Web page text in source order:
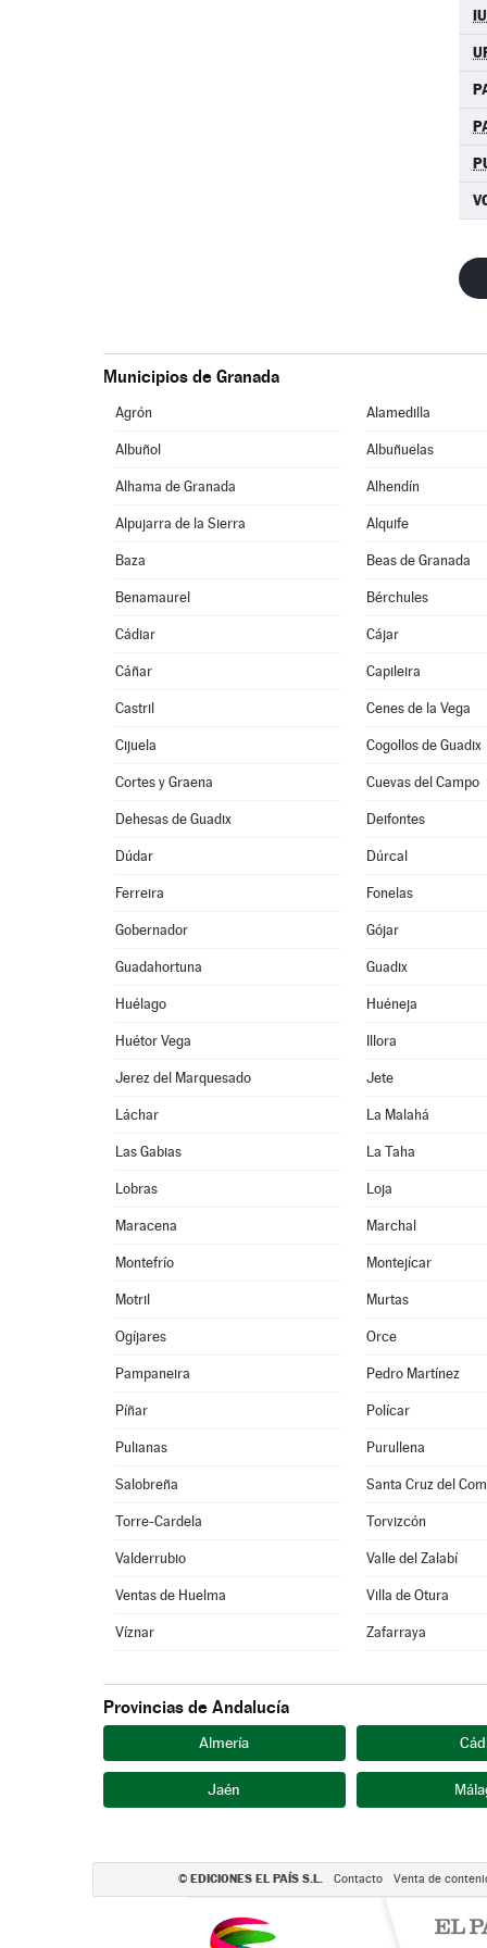
Municipios de Granada
Agrón Alamedilla
Albuñol Albuñuelas
Alhama de Granada Alhendín
Alpujarra de la Sierra Alquife
Baza Beas de Granada
Benamaurel Bérchules
Cádiar Cájar
Cáñar Capileira
Castril Cenes de la Vega
Cijuela Cogollos de Guadix
Cortes y Graena Cuevas del Campo
Dehesas de Guadix Deifontes
Dúdar Dúrcal
Ferreira Fonelas
Gobernador Gójar
Guadahortuna Guadix
Huélago Huéneja
Huétor Vega Illora
Jerez del Marquesado Jete
Láchar La Malahá
Las Gabias La Taha
Lobras Loja
Maracena Marchal
Montefrío Montejícar
Motril Murtas
Ogíjares Orce
Pampaneira Pedro Martínez
Píñar Polícar
Pulianas Purullena
Salobreña Santa Cruz del
Torre-Cardela Torvizcón
Valderrubio Valle del Zalabí
Ventas de Huelma Villa de Otura
Víznar Zafarraya
Provincias de Andalucía
Almería
Jaén
© EDICIONES EL PAÍS S.L. Contacto Venta de